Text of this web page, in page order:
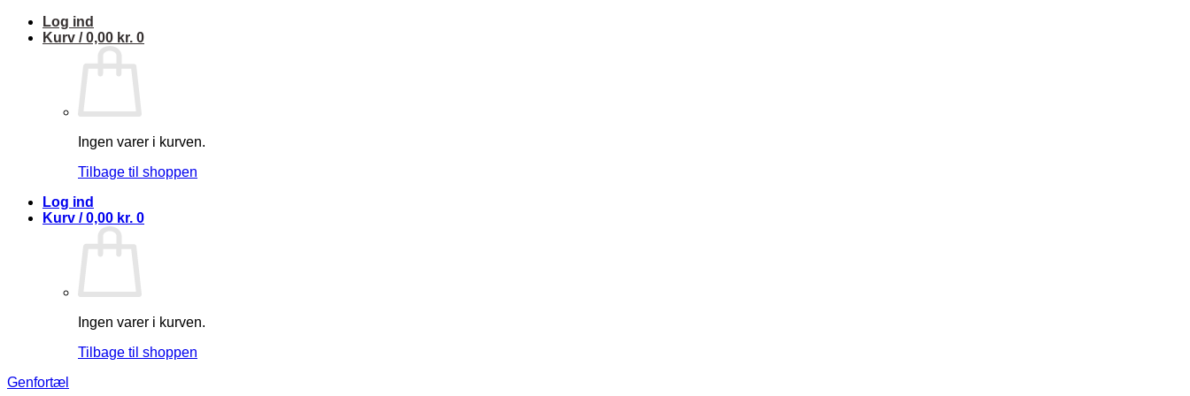
FortsætLog ind
Kurv /0,00 kr. 0
Ingen varer i kurven.
Tilbage til shoppen
Log ind
Kurv /0,00 kr. 0
Ingen varer i kurven.
Tilbage til shoppen
Genfortæl